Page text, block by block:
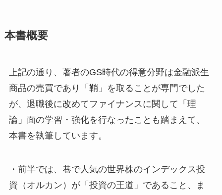
本書概要
上記の通り、著者のGS時代の得意分野は金融派生
商品の売買であり「鞘」を取ることが専門でした
が、退職後に改めてファイナンスに関して「理
論」面の学習・強化を行なったことも踏まえて、
本書を執筆しています。
・前半では、巷で人気の世界株のインデックス投
資（オルカン）が「投資の王道」であること、ま